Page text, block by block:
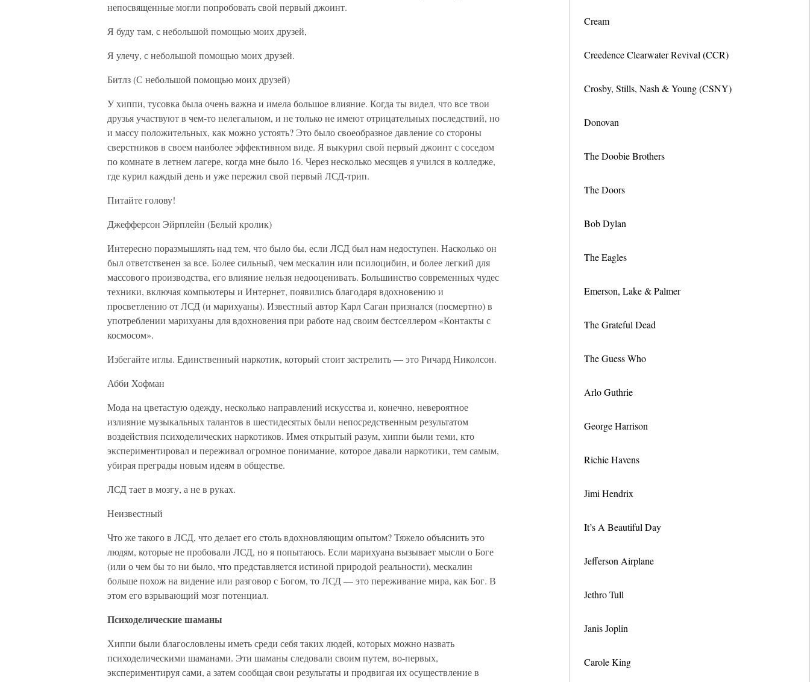
Cream
Creedence Clearwater Revival (CCR)
Crosby, Stills, Nash & Young (CSNY)
Donovan
The Doobie Brothers
The Doors
Bob Dylan
The Eagles
Emerson, Lake & Palmer
The Grateful Dead
The Guess Who
Arlo Guthrie
George Harrison
Richie Havens
Jimi Hendrix
It’s A Beautiful Day
Jefferson Airplane
Jethro Tull
Janis Joplin
Carole King
непосвященные могли попробовать свой первый джоинт.
Я буду там, с небольшой помощью моих друзей,
Я улечу, с небольшой помощью моих друзей.
Битлз (С небольшой помощью моих друзей)
У хиппи, тусовка была очень важна и имела большое влияние. Когда ты видел, что все твои
друзья участвуют в чем-то нелегальном, и не только не имеют отрицательных последствий, но
и массу положительных, как можно устоять? Это было своеобразное давление со стороны
сверстников в своем наиболее эффективном виде. Я выкурил свой первый джоинт с соседом
по комнате в летнем лагере, когда мне было 16. Через несколько месяцев я учился в колледже,
где курил каждый день и уже пережил свой первый ЛСД-трип.
Питайте голову!
Джефферсон Эйрплейн (Белый кролик)
Интересно поразмышлять над тем, что было бы, если ЛСД был нам недоступен. Насколько он
был ответственен за все. Более сильный, чем мескалин или псилоцибин, и более легкий для
массового производства, его влияние нельзя недооценивать. Большинство современных чудес
техники, включая компьютеры и Интернет, появились благодаря вдохновению и
просветлению от ЛСД (и марихуаны). Известный автор Карл Саган признался (посмертно) в
употреблении марихуаны для вдохновения при работе над своим бестселлером «Контакты с
космосом».
Избегайте иглы. Единственный наркотик, который стоит застрелить — это Ричард Николсон.
Абби Хофман
Мода на цветастую одежду, несколько направлений искусства и, конечно, невероятное
излияние музыкальных талантов в шестидесятых были непосредственным результатом
воздействия психоделических наркотиков. Имея открытый разум, хиппи были теми, кто
экспериментировал и переживал огромное понимание, которое давали наркотики, тем самым,
убирая преграды новым идеям в обществе.
ЛСД тает в мозгу, а не в руках.
Неизвестный
Что же такого в ЛСД, что делает его столь вдохновляющим опытом? Тяжело объяснить это
людям, которые не пробовали ЛСД, но я попытаюсь. Если марихуана вызывает мысли о Боге
(или о чем бы то ни было, что представляется истиной природой реальности), мескалин
больше похож на видение или разговор с Богом, то ЛСД — это переживание мира, как Бог. В
этом его взрывающий мозг потенциал.
Психоделические шаманы
Хиппи были благословлены иметь среди себя таких людей, которых можно назвать
психоделическими шаманами. Эти шаманы следовали своим путем, во-первых,
экспериментируя сами, а затем сообщая свои результаты и продвигая их осуществление в